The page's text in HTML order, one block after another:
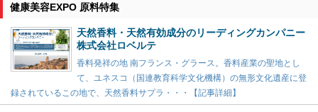
健康美容EXPO 原料特集
天然香料・天然有効成分のリーディングカンパニー
株式会社ロベルテ
香料発祥の地 南フランス・グラース。香料産業の聖地とし
て、ユネスコ（国連教育科学文化機構）の無形文化遺産に登
録されているこの地で、天然香料サプラ・・・【記事詳細】